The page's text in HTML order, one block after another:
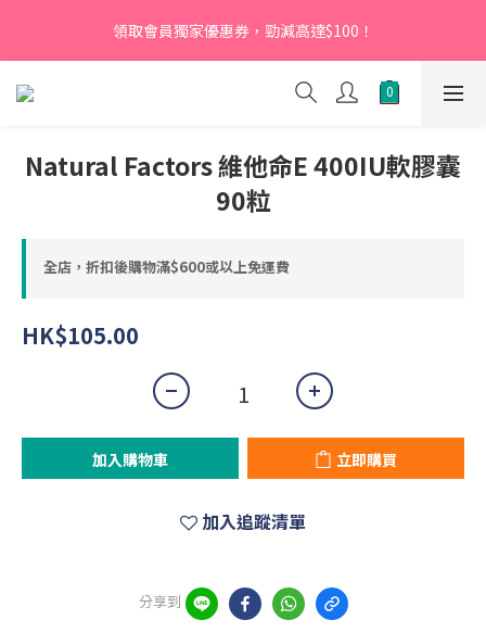
【新會員】即日起至2026月12月31日，首次下單輸入優惠碼
「NEW95」即可享95折
領取會員獨家優惠券，勁減高達$100！
【新會員】即日起至2026月12月31日，首次下單輸入優惠碼
「NEW95」即可享95折
Natural Factors 維他命E 400IU軟膠囊
90粒
全店，折扣後購物滿$600或以上免運費
HK$105.00
加入購物車 立即購買
加入追蹤清單
分享到